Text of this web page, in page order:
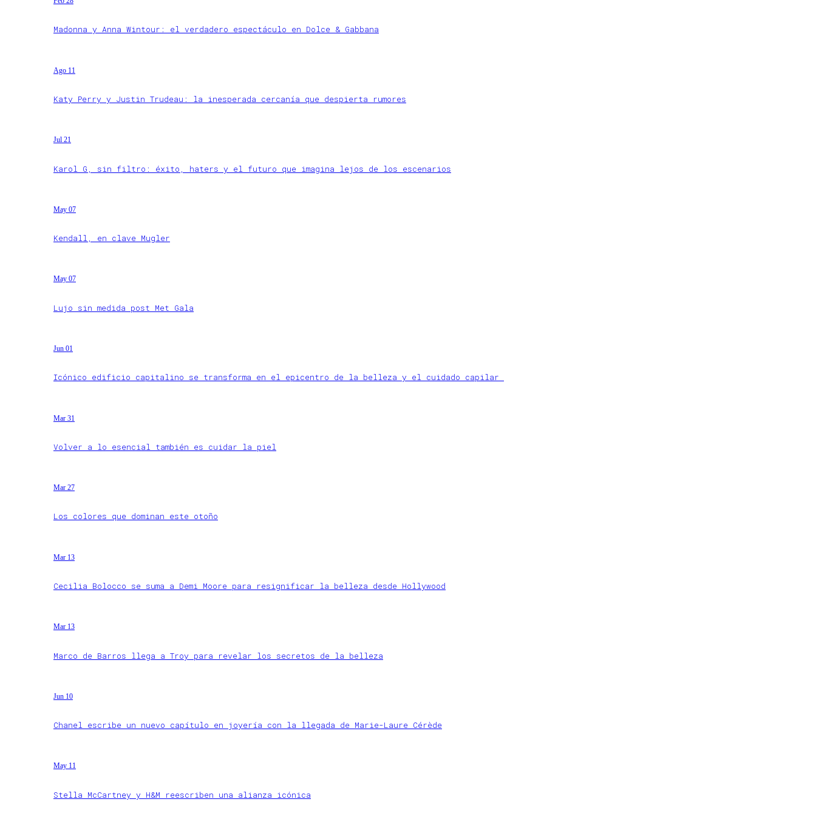
Madonna y Anna Wintour: el verdadero espectáculo en Dolce & Gabbana
Ago 11
Katy Perry y Justin Trudeau: la inesperada cercanía que despierta rumores
Jul 21
Karol G, sin filtro: éxito, haters y el futuro que imagina lejos de los escenarios
May 07
Kendall, en clave Mugler
May 07
Lujo sin medida post Met Gala
Jun 01
Icónico edificio capitalino se transforma en el epicentro de la belleza y el cuidado capilar
Mar 31
Volver a lo esencial también es cuidar la piel
Mar 27
Los colores que dominan este otoño
Mar 13
Cecilia Bolocco se suma a Demi Moore para resignificar la belleza desde Hollywood
Mar 13
Marco de Barros llega a Troy para revelar los secretos de la belleza
Jun 10
Chanel escribe un nuevo capítulo en joyería con la llegada de Marie-Laure Cérède
May 11
Stella McCartney y H&M reescriben una alianza icónica